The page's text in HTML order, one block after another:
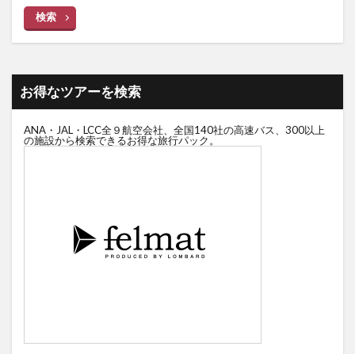
検索
お得なツアーを検索
ANA・JAL・LCC全９航空会社、全国140社の高速バス、300以上
の施設から検索できるお得な旅行パック。